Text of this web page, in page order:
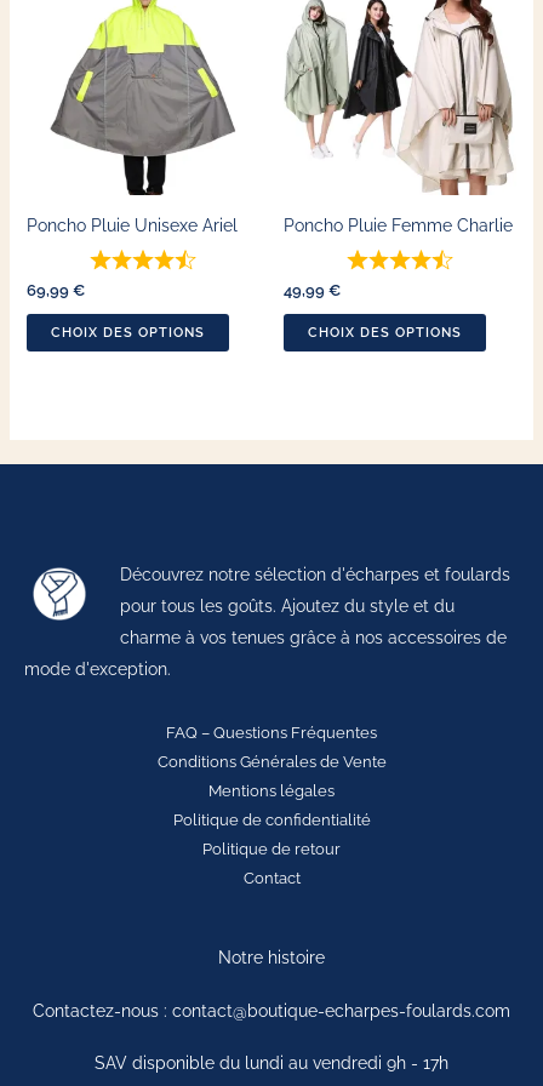
Poncho Pluie Unisexe Ariel
69,99 €
CHOIX DES OPTIONS
plusieurs
variations.
Les
être
page
Poncho Pluie Femme Charlie
49,99 €
CHOIX DES OPTIONS
produit
a
Les
options
être
page
Découvrez notre sélection d'écharpes et foulards
pour tous les goûts. Ajoutez du style et du
charme à vos tenues grâce à nos accessoires de
mode d'exception.
FAQ – Questions Fréquentes
Conditions Générales de Vente
Mentions légales
Politique de confidentialité
Politique de retour
Contact
Notre histoire
Contactez-nous : contact@boutique-echarpes-foulards.com
SAV disponible du lundi au vendredi 9h - 17h